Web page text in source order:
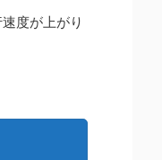
度が上がり